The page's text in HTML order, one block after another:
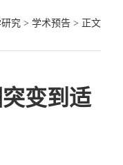
究> 学术预告> 正文
变到适